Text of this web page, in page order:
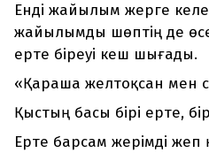
Енді жайылым жерге
жайылымды шөптің де
ерте біреуі кеш шығады.
«Қараша желтоқсан мен
Қыстың басы бірі ерте,
Ерте барсам жерімді жеп